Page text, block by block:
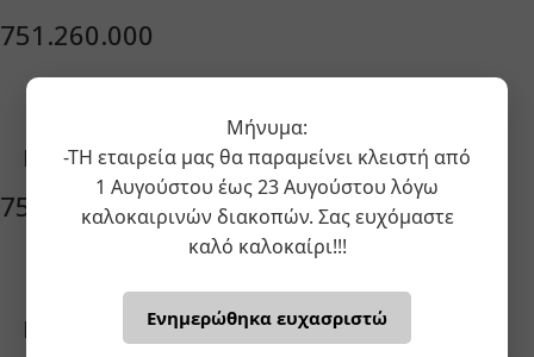
751.260.000
751.280.000
Μήνυμα:
-ΤΗ εταιρεία μας θα παραμείνει κλειστή από
1 Αυγούστου έως 23 Αυγούστου λόγω
καλοκαιρινών διακοπών. Σας ευχόμαστε
καλό καλοκαίρι!!!
Ενημερώθηκα ευχασριστώ